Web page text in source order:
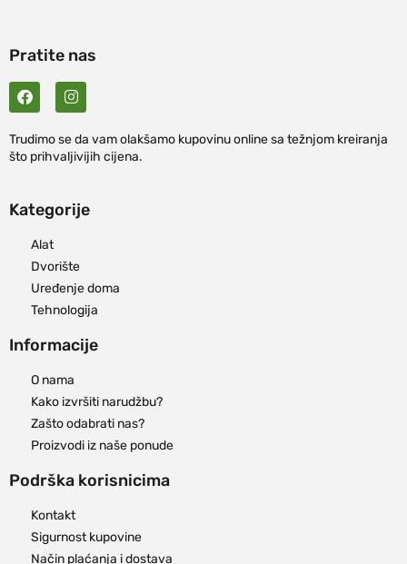
Pratite nas
Trudimo se da vam olakšamo kupovinu online sa težnjom kreiranja
što prihvaljivijih cijena.
Kategorije
Alat
Dvorište
Uređenje doma
Tehnologija
Informacije
O nama
Kako izvršiti narudžbu?
Zašto odabrati nas?
Proizvodi iz naše ponude
Podrška korisnicima
Kontakt
Sigurnost kupovine
Način plaćanja i dostava